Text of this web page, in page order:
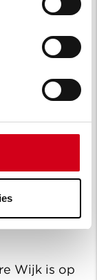
met
Wijk is op